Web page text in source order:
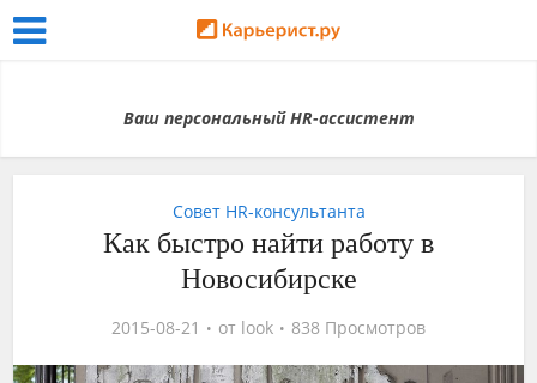
Ваш персональный HR-ассистент
Совет HR-консультанта
Как быстро найти работу в
Новосибирске
2015-08-21 от look 838 Просмотров